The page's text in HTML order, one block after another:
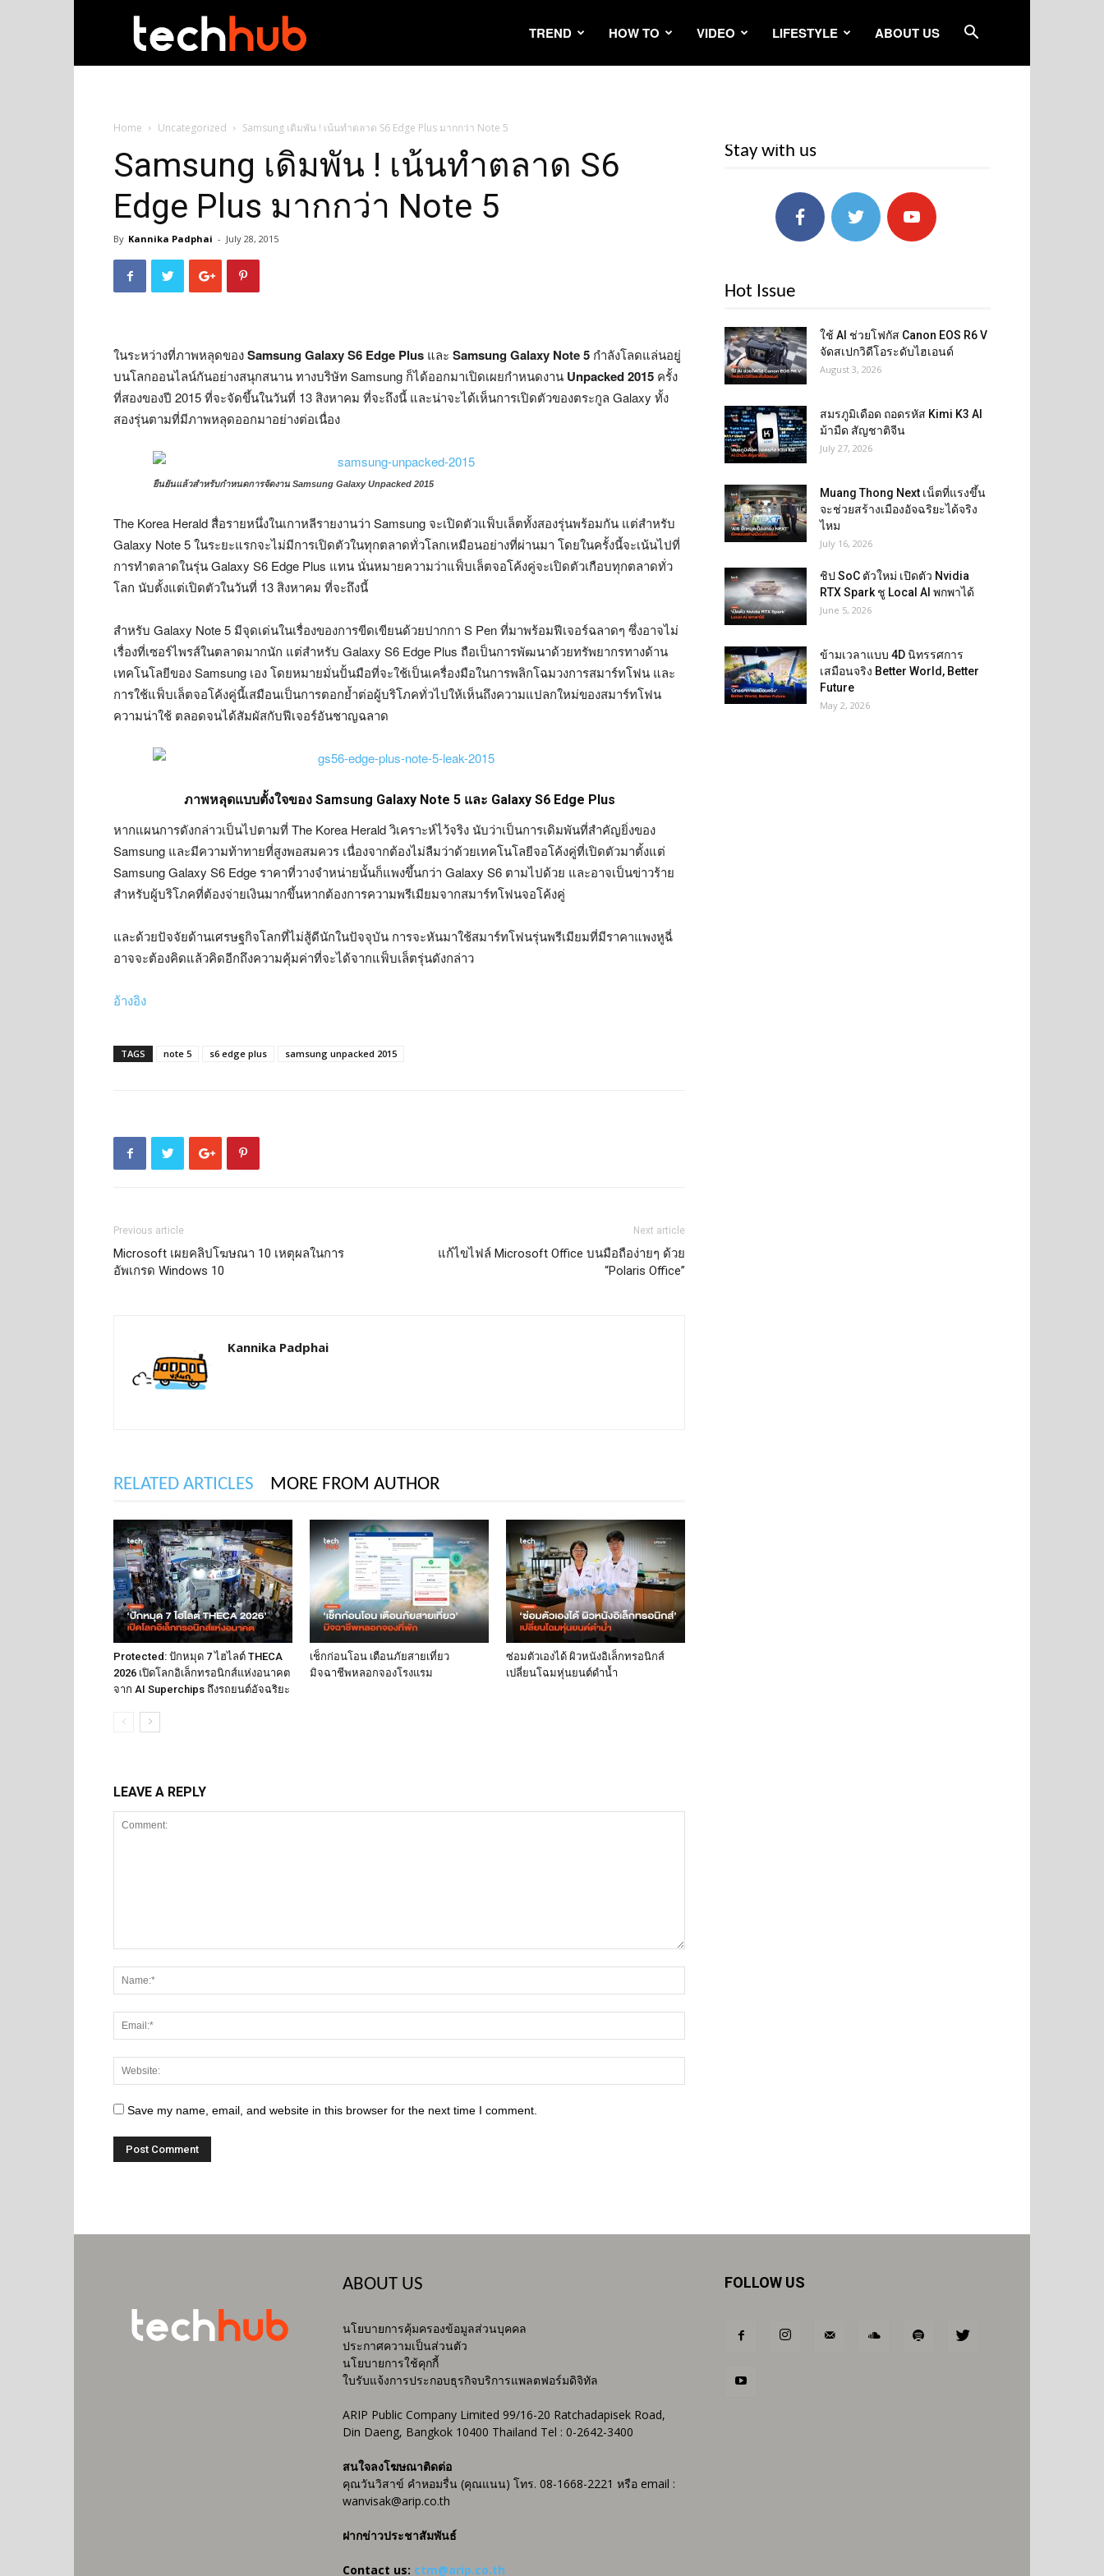
TREND HOW TO VIDEO LIFESTYLE ABOUT US
Home Uncategorized Samsung เดิมพัน ! เน้นทำตลาด S6 Edge Plus มากกว่า Note 5
Samsung เดิมพัน ! เน้นทำตลาด S6
Edge Plus มากกว่า Note 5
By Kannika Padphai - July 28, 2015
ในระหว่างที่ภาพหลุดของSamsung Galaxy S6 Edge Plus และ Samsung Galaxy Note 5 กำลังโลดแล่นอยู่
บนโลกออนไลน์กันอย่างสนุกสนาน ทางบริษัท Samsung ก็ได้ออกมาเปิดเผยกำหนดงาน Unpacked 2015 ครั้ง
ที่สองของปี 2015 ที่จะจัดขึ้นในวันที่ 13 สิงหาคม ที่จะถึงนี้ และน่าจะได้เห็นการเปิดตัวของตระกูล Galaxy ทั้ง
สองรุ่นตามที่มีภาพหลุดออกมาอย่างต่อเนื่อง
ยืนยันแล้วสำหรับกำหนดการจัดงาน Samsung Galaxy Unpacked 2015
The Korea Herald สื่อรายหนึ่งในเกาหลีรายงานว่า Samsung จะเปิดตัวแฟ็บเล็ตทั้งสองรุ่นพร้อมกัน แต่สำหรับ
Galaxy Note 5 ในระยะแรกจะไม่มีการเปิดตัวในทุกตลาดทั่วโลกเหมือนอย่างที่ผ่านมา โดยในครั้งนี้จะเน้นไปที่
การทำตลาดในรุ่น Galaxy S6 Edge Plus แทน นั่นหมายความว่าแฟ็บเล็ตจอโค้งคู่จะเปิดตัวเกือบทุกตลาดทั่ว
โลก นับตั้งแต่เปิดตัวในวันที่ 13 สิงหาคม ที่จะถึงนี้
สำหรับ Galaxy Note 5 มีจุดเด่นในเรื่องของการขีดเขียนด้วยปากกา S Pen ที่มาพร้อมฟีเจอร์ฉลาดๆ ซึ่งอาจไม่
เรื่องที่เซอร์ไพรส์ในตลาดมากนัก แต่สำหรับ Galaxy S6 Edge Plus ถือเป็นการพัฒนาด้วยทรัพยากรทางด้าน
เทคโนโลยีของ Samsung เอง โดยหมายมั่นปั้นมือที่จะใช้เป็นเครื่องมือในการพลิกโฉมวงการสมาร์ทโฟน และ
การใช้แฟ็บเล็ตจอโค้งคู่นี้เสมือนเป็นการตอกย้ำต่อผู้บริโภคทั่วไปให้เห็นถึงความแปลกใหม่ของสมาร์ทโฟน
ความน่าใช้ ตลอดจนได้สัมผัสกับฟีเจอร์อันชาญฉลาด
ภาพหลุดแบบตั้งใจของ Samsung Galaxy Note 5 และ Galaxy S6 Edge Plus
หากแผนการดังกล่าวเป็นไปตามที่ The Korea Herald วิเคราะห์ไว้จริง นับว่าเป็นการเดิมพันที่สำคัญยิ่งของ
Samsung และมีความท้าทายที่สูงพอสมควร เนื่องจากต้องไม่ลืมว่าด้วยเทคโนโลยีจอโค้งคู่ที่เปิดตัวมาตั้งแต่
Samsung Galaxy S6 Edge ราคาที่วางจำหน่ายนั้นก็แพงขึ้นกว่า Galaxy S6 ตามไปด้วย และอาจเป็นข่าวร้าย
สำหรับผู้บริโภคที่ต้องจ่ายเงินมากขึ้นหากต้องการความพรีเมียมจากสมาร์ทโฟนจอโค้งคู่
และด้วยปัจจัยด้านเศรษฐกิจโลกที่ไม่สู้ดีนักในปัจจุบัน การจะหันมาใช้สมาร์ทโฟนรุ่นพรีเมียมที่มีราคาแพงหูฉี่
อาจจะต้องคิดแล้วคิดอีกถึงความคุ้มค่าที่จะได้จากแฟ็บเล็ตรุ่นดังกล่าว
อ้างอิง
TAGS note 5 s6 edge plus samsung unpacked 2015
Previous article
Microsoft เผยคลิปโฆษณา 10 เหตุผลในการ
อัพเกรด Windows 10
Next article
แก้ไขไฟล์ Microsoft Office บนมือถือง่ายๆ ด้วย
“Polaris Office”
Kannika Padphai
RELATED ARTICLES MORE FROM AUTHOR
Protected: ปักหมุด 7 ไฮไลต์ THECA
2026 เปิดโลกอิเล็กทรอนิกส์แห่งอนาคต
จาก AI Superchips ถึงรถยนต์อัจฉริยะ
เช็กก่อนโอน เตือนภัยสายเที่ยว
มิจฉาชีพหลอกจองโรงแรม
ซ่อมตัวเองได้ ผิวหนังอิเล็กทรอนิกส์
เปลี่ยนโฉมหุ่นยนต์ดำน้ำ
LEAVE A REPLY
Save my name, email, and website in this browser for the next time I comment.
Stay with us
Hot Issue
ใช้ AI ช่วยโฟกัส Canon EOS R6 V
จัดสเปกวิดีโอระดับไฮเอนด์
August 3, 2026
สมรภูมิเดือด ถอดรหัส Kimi K3 AI
ม้ามืด สัญชาติจีน
July 27, 2026
Muang Thong Next เน็ตที่แรงขึ้น
จะช่วยสร้างเมืองอัจฉริยะได้จริง
ไหม
July 16, 2026
ชิป SoC ตัวใหม่ เปิดตัว Nvidia
RTX Spark ชู Local AI พกพาได้
June 5, 2026
ข้ามเวลาแบบ 4D นิทรรศการ
เสมือนจริง Better World, Better
Future
May 2, 2026
ABOUT US
นโยบายการคุ้มครองข้อมูลส่วนบุคคล
ประกาศความเป็นส่วนตัว
นโยบายการใช้คุกกี้
ใบรับแจ้งการประกอบธุรกิจบริการแพลตฟอร์มดิจิทัล
ARIP Public Company Limited 99/16-20 Ratchadapisek Road,
Din Daeng, Bangkok 10400 Thailand Tel : 0-2642-3400
สนใจลงโฆษณาติดต่อ
คุณวันวิสาข์ คำหอมรื่น (คุณแนน) โทร. 08-1668-2221 หรือ email :
wanvisak@arip.co.th
ฝากข่าวประชาสัมพันธ์
Contact us: ctm@arip.co.th
FOLLOW US